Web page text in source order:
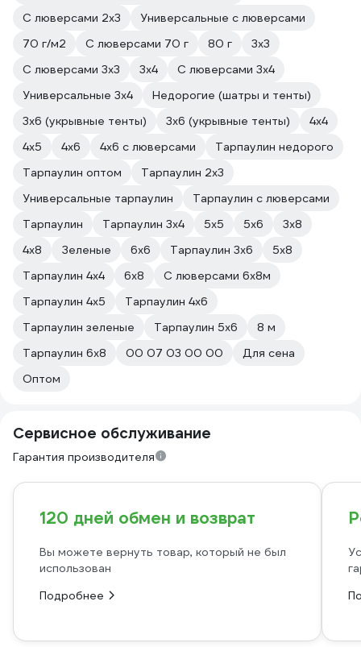
С люверсами 2х3
Универсальные с люверсами
70 г/м2
С люверсами 70 г 80 г
3х3
С люверсами 3х3
3х4
С люверсами 3х4
Универсальные 3х4
Недорогие (шатры и тенты)
3х6 (укрывные тенты)
3х6 (укрывные тенты)
4х4
4х5
4х6 4х6 с люверсами
Тарпаулин недорого
Тарпаулин оптом
Тарпаулин 2х3
Универсальные тарпаулин
Тарпаулин с люверсами
Тарпаулин
Тарпаулин 3х4 5х5 5х6
3х8
4х8
Зеленые 6х6 Тарпаулин 3х6
5x8
Тарпаулин 4х4
6х8
С люверсами 6х8м
Тарпаулин 4х5
Тарпаулин 4х6
Тарпаулин зеленые
Тарпаулин 5х6
8 м
Тарпаулин 6х8
00 07 03 00 00
Для сена
Оптом
Сервисное обслуживание
Гарантия производителя
120 дней обмен и возврат
Вы можете вернуть товар, который не был
использован
Подробнее